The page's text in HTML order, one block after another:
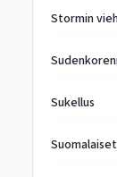
Stormin
Sukellus